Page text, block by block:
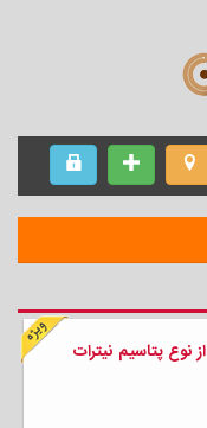
پتاسیم نیترات